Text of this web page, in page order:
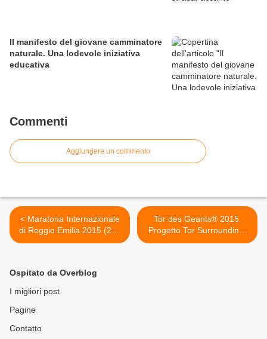
Il manifesto del giovane camminatore
naturale. Una lodevole iniziativa
educativa
Commenti
Aggiungere un commento
< Maratona Internazionale
di Reggio Emilia 2015 (20^
ed.). Inaugurata la mostra
Oltre 2000 gli iscritti
Tor des Geants® 2015.
Progetto Tor Surrounding:
un affascinante connubio
Ospitato da Overblog
I migliori post
Pagine
Contatto